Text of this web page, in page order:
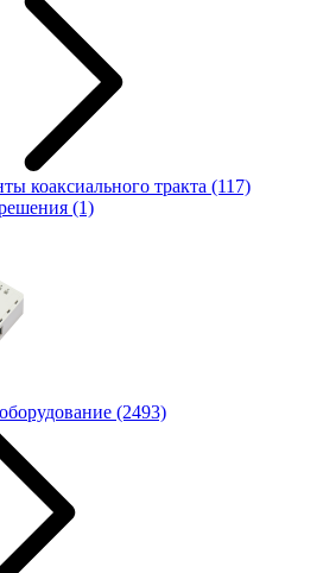
коаксиального тракта (117)
(1)
(2493)